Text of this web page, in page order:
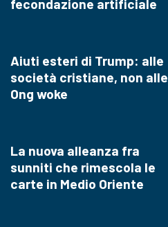
fecondazione artificiale
Aiuti esteri di Trump: alle
società cristiane, non alle
Ong woke
La nuova alleanza fra
sunniti che rimescola le
carte in Medio Oriente